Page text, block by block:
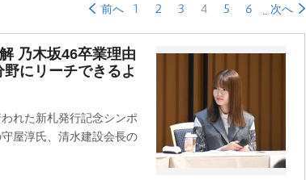
前へ 1 2 3 4 5 6 次へ
乃木坂46卒業理由
にリーチできるよ
れた新札発行記念シンポ
屋淳氏、清水建設会長の